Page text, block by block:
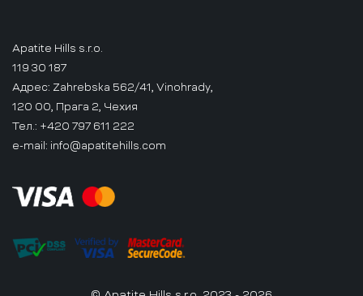
Apatite Hills s.r.o.
119 30 187
Адрес: Zahrebska 562/41, Vinohrady,
120 00, Прага 2, Чехия
Тел.: +420 797 611 222
e-mail: info@apatitehills.com